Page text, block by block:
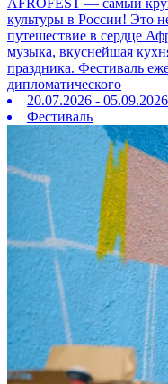
AFROFEST — самый
культуры в России! Это
путешествие в сердце
музыка, вкуснейшая
праздника. Фестиваль
дипломатического
20.07.2026 - 05.09.2026
Фестиваль